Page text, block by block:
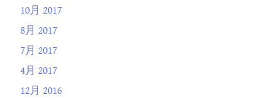
10月 2017
8月 2017
7月 2017
4月 2017
12月 2016